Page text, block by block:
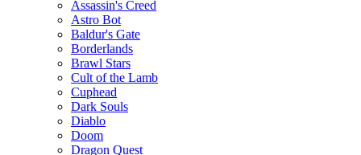
Assassin's Creed
Astro Bot
Baldur's Gate
Borderlands
Brawl Stars
Cult of the Lamb
Cuphead
Dark Souls
Diablo
Doom
Dragon Quest